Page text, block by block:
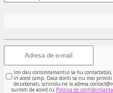
Imi dau consimtamantul sa fiu
in acest camp. Daca doriti sa nu mai
dezabonati, scriindu-ne la adresa
sunteti de acord cu Politica de